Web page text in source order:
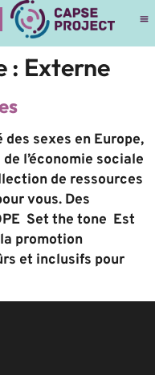
: Externe
des sexes en Europe,
l’économie sociale
de ressources
vous. Des
Set the tone Est
promotion
et inclusifs pour